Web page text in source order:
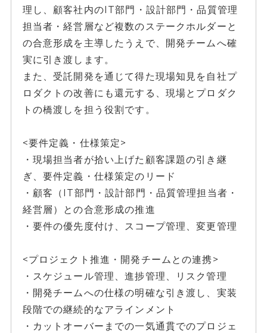
理し、顧客社内のIT部門・設計部門・品質管理
担当者・経営層など複数のステークホルダーと
の合意形成を主導したうえで、開発チームへ確
実に引き渡します。
また、受託開発を通じて得た現場知見を自社プ
ロダクトの改善にも還元する、現場とプロダク
トの橋渡しを担う役割です。
<要件定義・仕様策定>
・現場担当者が拾い上げた顧客課題の引き継
ぎ、要件定義・仕様策定のリード
・顧客（IT部門・設計部門・品質管理担当者・
経営層）との合意形成の推進
・要件の優先度付け、スコープ管理、変更管理
<プロジェクト推進・開発チームとの連携>
・スケジュール管理、進捗管理、リスク管理
・開発チームへの仕様の明確な引き渡し、実装
段階での継続的なアラインメント
・カットオーバーまでの一気通貫でのプロジェ